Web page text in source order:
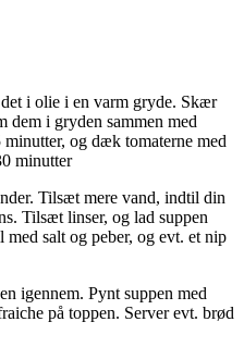
i olie i en varm gryde. Skær
dem i gryden sammen med
og dæk tomaterne med
minutter
Tilsæt mere vand, indtil din
Tilsæt linser, og lad suppen
salt og peber, og evt. et nip
igennem. Pynt suppen med
på toppen. Server evt. brød